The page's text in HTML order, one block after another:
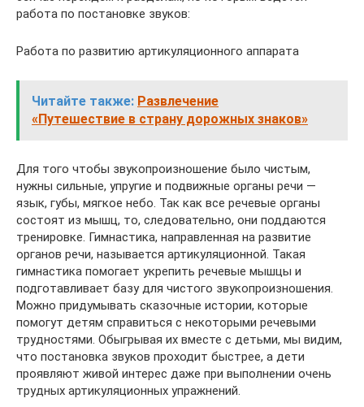
работа по постановке звуков:
Работа по развитию артикуляционного аппарата
Читайте также: Развлечение
«Путешествие в страну дорожных знаков»
Для того чтобы звукопроизношение было чистым,
нужны сильные, упругие и подвижные органы речи —
язык, губы, мягкое небо. Так как все речевые органы
состоят из мышц, то, следовательно, они поддаются
тренировке. Гимнастика, направленная на развитие
органов речи, называется артикуляционной. Такая
гимнастика помогает укрепить речевые мышцы и
подготавливает базу для чистого звукопроизношения.
Можно придумывать сказочные истории, которые
помогут детям справиться с некоторыми речевыми
трудностями. Обыгрывая их вместе с детьми, мы видим,
что постановка звуков проходит быстрее, а дети
проявляют живой интерес даже при выполнении очень
трудных артикуляционных упражнений.